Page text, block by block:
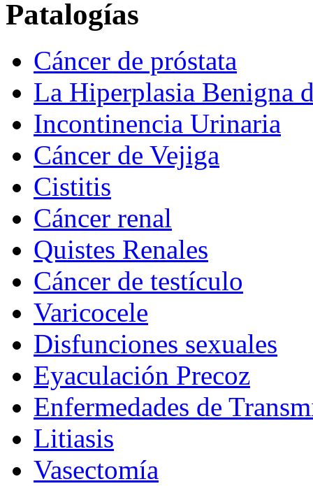
Patalogías
Cáncer de próstata
La Hiperplasia Benigna
Incontinencia Urinaria
Cáncer de Vejiga
Cistitis
Cáncer renal
Quistes Renales
Cáncer de testículo
Varicocele
Disfunciones sexuales
Eyaculación Precoz
Enfermedades de
Litiasis
Vasectomía